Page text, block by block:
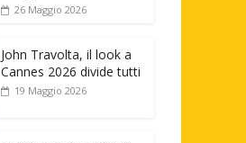
26 Maggio 2026
John Travolta, il look a
Cannes 2026 divide tutti
19 Maggio 2026